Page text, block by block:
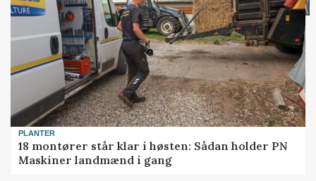
PLANTER
18 montører står klar i høsten: Sådan holder PN
Maskiner landmænd i gang